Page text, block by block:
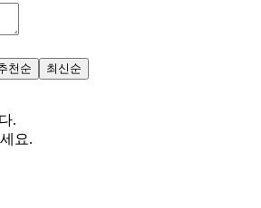
천순 최신순
.
요.